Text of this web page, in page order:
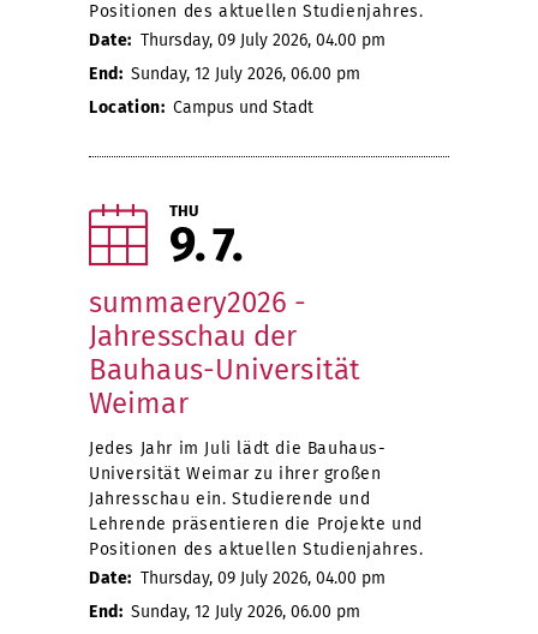
Positionen des aktuellen Studienjahres.
Date: Thursday, 09 July 2026, 04.00 pm
End: Sunday, 12 July 2026, 06.00 pm
Location: Campus und Stadt
THU
9 7
summaery2026 -
Jahresschau der
Bauhaus-Universität
Weimar
Jedes Jahr im Juli lädt die Bauhaus-
Universität Weimar zu ihrer großen
Jahresschau ein. Studierende und
Lehrende präsentieren die Projekte und
Positionen des aktuellen Studienjahres.
Date: Thursday, 09 July 2026, 04.00 pm
End: Sunday, 12 July 2026, 06.00 pm